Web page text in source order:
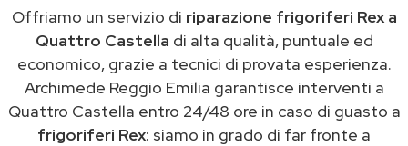
Offriamo un servizio di riparazione frigoriferi Rex a
Quattro Castella di alta qualità, puntuale ed
economico, grazie a tecnici di provata esperienza.
Archimede Reggio Emilia garantisce interventi a
Quattro Castella entro 24/48 ore in caso di guasto a
frigoriferi Rex: siamo in grado di far fronte a